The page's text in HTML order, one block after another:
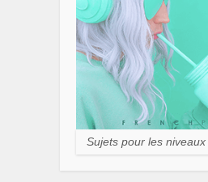
Sujets pour les niveaux